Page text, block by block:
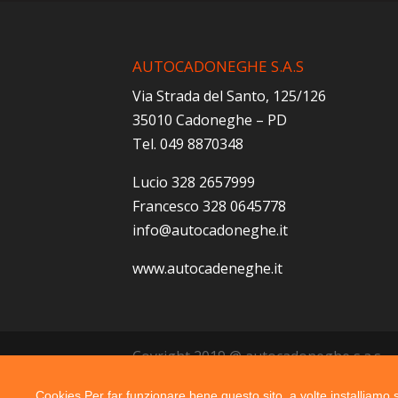
AUTOCADONEGHE S.A.S
Via Strada del Santo, 125/126
35010 Cadoneghe – PD
Tel. 049 8870348
Lucio 328 2657999
Francesco 328 0645778
info@autocadoneghe.it
www.autocadeneghe.it
Coyright 2019 @ autocadoneghe s.a.s.